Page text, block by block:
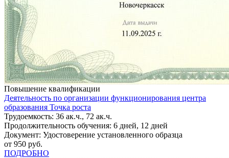
Повышение квалификации
Деятельность по организации функционирования центра
образования Точка роста
Трудоемкость: 36 ак.ч., 72 ак.ч.
Продолжительность обучения: 6 дней, 12 дней
Документ: Удостоверение установленного образца
от 950 руб.
ПОДРОБНО